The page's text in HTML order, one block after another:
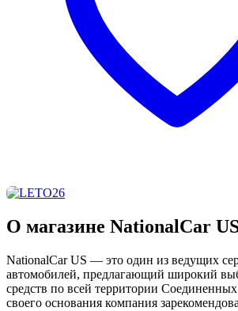
О магазине NationalCar
NationalCar US — это один из ведущих
автомобилей, предлагающий широкий
средств по всей территории
своего основания компания